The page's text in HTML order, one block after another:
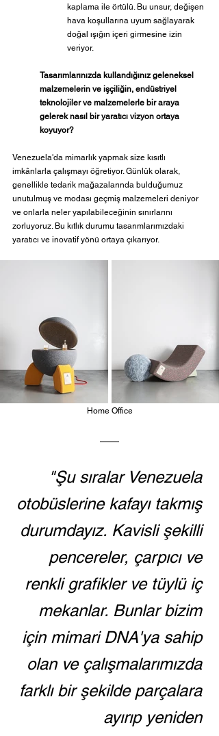
kaplama ile örtülü. Bu unsur, değişen
hava koşullarına uyum sağlayarak
doğal ışığın içeri girmesine izin
veriyor.
Tasarımlarınızda kullandığınız geleneksel
malzemelerin ve işçiliğin, endüstriyel
teknolojiler ve malzemelerle bir araya
gelerek nasıl bir yaratıcı vizyon ortaya
koyuyor?
Venezuela'da mimarlık yapmak size kısıtlı
imkânlarla çalışmayı öğretiyor. Günlük olarak,
genellikle tedarik mağazalarında bulduğumuz
unutulmuş ve modası geçmiş malzemeleri deniyor
ve onlarla neler yapılabileceğinin sınırlarını
zorluyoruz. Bu kıtlık durumu tasarımlarımızdaki
yaratıcı ve inovatif yönü ortaya çıkarıyor.
Home Office
"Şu sıralar Venezuela
otobüslerine kafayı takmış
durumdayız. Kavisli şekilli
pencereler, çarpıcı ve
renkli grafikler ve tüylü iç
mekanlar. Bunlar bizim
için mimari DNA'ya sahip
olan ve çalışmalarımızda
farklı bir şekilde parçalara
ayırıp yeniden